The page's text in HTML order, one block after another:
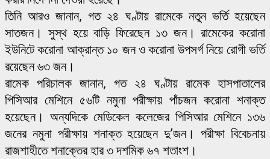
তিনি আরও জানান, গত ২৪ ঘণ্টায় রামেকে নতুন ভর্তি হয়েছেন
সাতজন। সুস্থ হয়ে বাড়ি ফিরেছেন ১৩ জন। রামেকের করোনা
ইউনিটে করোনা আক্রান্ত ১০ জন ও করোনা উপসর্গ নিয়ে রোগী ভর্তি
রয়েছেন ৬৩ জন।
রামেক পরিচালক জানান, গত ২৪ ঘণ্টায় রামেক হাসপাতালের
পিসিআর মেশিনে ৫৬টি নমুনা পরীক্ষায় পাঁচজন করোনা শনাক্ত
হয়েছেন। অন্যদিকে মেডিকেল কলেজের পিসিআর মেশিনে ১৩৬
জনের নমুনা পরীক্ষায় শনাক্ত হয়েছেন দু’জন। পরীক্ষা বিবেচনায়
রাজশাহীতে শনাক্তের হার ৩ দশমিক ৬৭ শতাংশ।